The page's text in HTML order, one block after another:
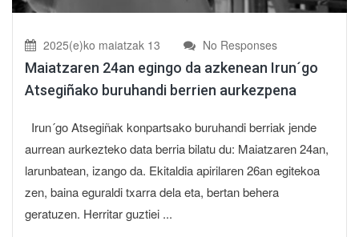
2025(e)ko maiatzak 13 No Responses
Maiatzaren 24an egingo da azkenean Irun´go
Atsegiñako buruhandi berrien aurkezpena
Irun´go Atsegiñak konpartsako buruhandi berriak jende
aurrean aurkezteko data berria bilatu du: Maiatzaren 24an,
larunbatean, izango da. Ekitaldia apirilaren 26an egitekoa
zen, baina eguraldi txarra dela eta, bertan behera
geratuzen. Herritar guztiei ...